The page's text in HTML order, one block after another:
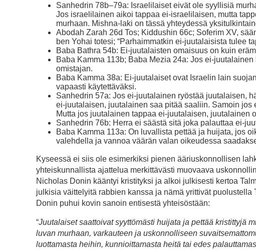
Sanhedrin 78b–79a: Israelilaiset eivät ole syyllisiä
Jos israelilainen aikoi tappaa ei-israelilaisen, mutta
murhaan. Mishna-laki on tässä yhteydessä
Abodah Zarah 26d Tos; Kiddushin 66c; Soferim XV,
ben Yohai totesi; “Parhaimmatkin ei-juutalaisista tulee
Baba Bathra 54b: Ei-juutalaisten omaisuus on kuin
Baba Kamma 113b; Baba Mezia 24a: Jos ei-
omistajan.
Baba Kamma 38a: Ei-juutalaiset ovat Israelin lain
vapaasti käytettäväksi.
Sanhedrin 57a: Jos ei-juutalainen ryöstää juutalaisen,
ei-juutalaisen, juutalainen saa pitää saaliin. Samoin
Mutta jos juutalainen tappaa ei-juutalaisen, juutalainen
Sanhedrin 76b: Herra ei säästä sitä joka palauttaa ei-
Baba Kamma 113a: On luvallista pettää ja huijata, jos
valehdella ja vannoa väärän valan oikeudessa
Kyseessä ei siis ole esimerkiksi pienen ääriuskonnollisen
yhteiskunnallista ajattelua merkittävästi muovaava
Nicholas Donin kääntyi kristityksi ja alkoi julkisesti kertoa
julkisia väittelyitä rabbien kanssa ja nämä yrittivät
Donin puhui kovin sanoin entisestä yhteisöstään:
“Juutalaiset saattoivat syyttömästi huijata ja pettää kristittyjä
luvan murhaan, varkauteen ja uskonnolliseen
luottamasta heihin, kunnioittamasta heitä tai edes